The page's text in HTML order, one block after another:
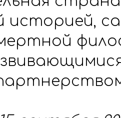
историей,